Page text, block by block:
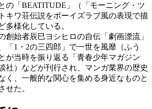
の「BEATITUDE」（「モーニング・ツ
キワ荘伝説をボーイズラブ風の表現で描
多様化している。
始者辰巳ヨシヒロの自伝「劇画漂流」
「1・2の三四郎」で一世を風靡（ふう
が当時を振り返る「青春少年マガジン
社）などが刊行され、マンガ業界の歴史
く、一般的な関心を集める身近なものと
せた。